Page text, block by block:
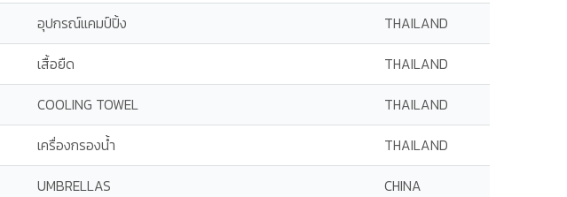
อุปกรณ์แคมป์ปิ้ง
THAILAND
เสื้อยืด
THAILAND
COOLING TOWEL
THAILAND
เครื่องกรองน้ำ
THAILAND
UMBRELLAS
CHINA